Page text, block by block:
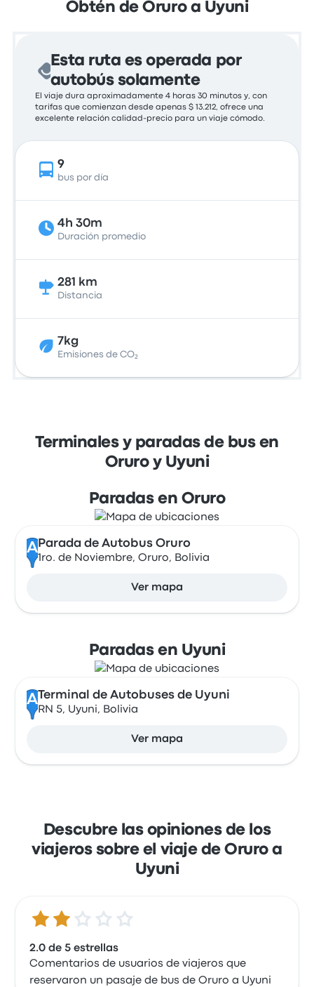
Obtén de Oruro a Uyuni
Esta ruta es operada por
autobús solamente
El viaje dura aproximadamente 4 horas 30 minutos y, con
tarifas que comienzan desde apenas $ 13.212, ofrece una
excelente relación calidad-precio para un viaje cómodo.
9
bus por día
4h 30m
Duración promedio
281 km
Distancia
7kg
Emisiones de CO₂
Terminales y paradas de bus en
Oruro y Uyuni
Paradas en Oruro
A Parada de Autobus Oruro
1ro. de Noviembre, Oruro, Bolivia
Ver mapa
Paradas en Uyuni
A Terminal de Autobuses de Uyuni
RN 5, Uyuni, Bolivia
Ver mapa
Descubre las opiniones de los
viajeros sobre el viaje de Oruro a
Uyuni
2.0 de 5 estrellas
2.0 de 5 estrellas
Comentarios de usuarios de viajeros que
reservaron un pasaje de bus de Oruro a Uyuni